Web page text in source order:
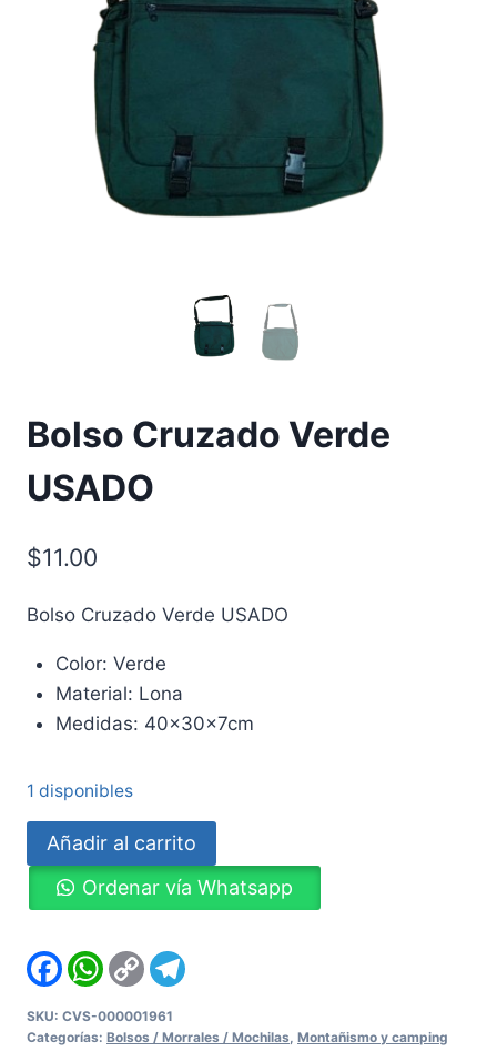
Bolso Cruzado Verde
USADO
$11.00
Bolso Cruzado Verde USADO
Color: Verde
Material: Lona
Medidas: 40x30x7cm
1 disponibles
Bolso
Cruzado
Verde
cantidad
Añadir al carrito
Ordenar vía Whatsapp
FacebookWhatsApp
Copy
Link
SKU: CVS-000001961
Categorías: Bolsos / Morrales / Mochilas, Montañismo y camping